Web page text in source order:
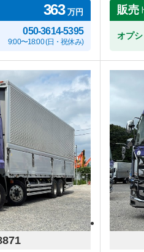
363万円
050-3614-5395
9:00〜18:00 (日・祝休み)
販売
オプ